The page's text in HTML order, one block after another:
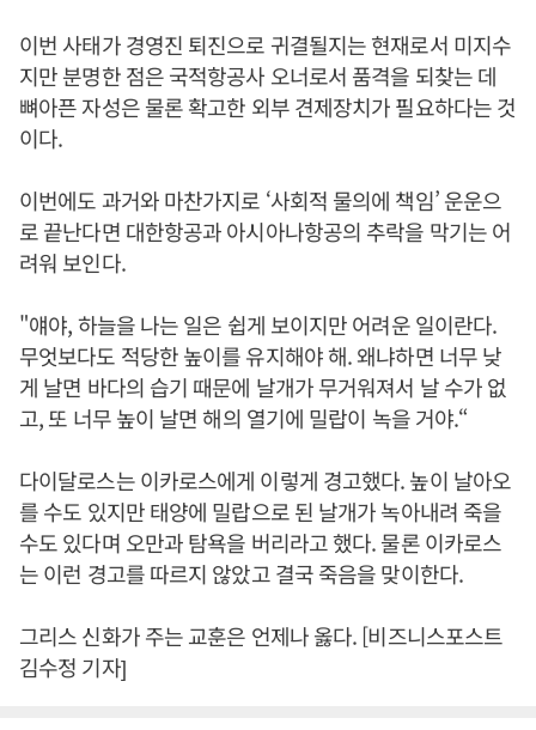
이번 사태가 경영진 퇴진으로 귀결될지는 현재로서 미지수
지만 분명한 점은 국적항공사 오너로서 품격을 되찾는 데
뼈아픈 자성은 물론 확고한 외부 견제장치가 필요하다는 것
이다.
이번에도 과거와 마찬가지로 ‘사회적 물의에 책임’ 운운으
로 끝난다면 대한항공과 아시아나항공의 추락을 막기는 어
려워 보인다.
"얘야, 하늘을 나는 일은 쉽게 보이지만 어려운 일이란다.
무엇보다도 적당한 높이를 유지해야 해. 왜냐하면 너무 낮
게 날면 바다의 습기 때문에 날개가 무거워져서 날 수가 없
고, 또 너무 높이 날면 해의 열기에 밀랍이 녹을 거야.“
다이달로스는 이카로스에게 이렇게 경고했다. 높이 날아오
를 수도 있지만 태양에 밀랍으로 된 날개가 녹아내려 죽을
수도 있다며 오만과 탐욕을 버리라고 했다. 물론 이카로스
는 이런 경고를 따르지 않았고 결국 죽음을 맞이한다.
그리스 신화가 주는 교훈은 언제나 옳다. [비즈니스포스트
김수정 기자]